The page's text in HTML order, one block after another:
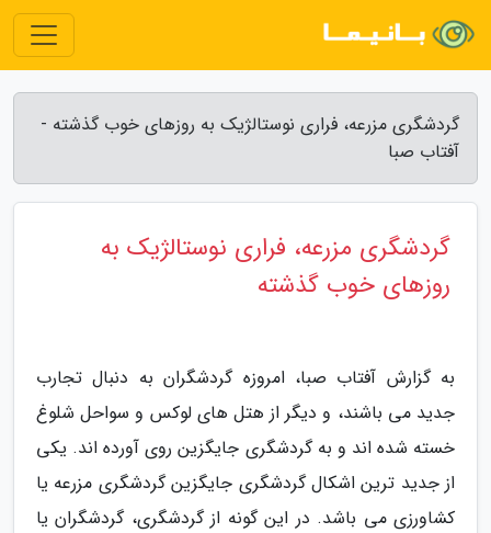
گردشگری مزرعه، فراری نوستالژیک به روزهای خوب گذشته -
آفتاب صبا
گردشگری مزرعه، فراری نوستالژیک به
روزهای خوب گذشته
به گزارش آفتاب صبا، امروزه گردشگران به دنبال تجارب
جدید می باشند، و دیگر از هتل های لوکس و سواحل شلوغ
خسته شده اند و به گردشگری جایگزین روی آورده اند. یکی
از جدید ترین اشکال گردشگری جایگزین گردشگری مزرعه یا
کشاورزی می باشد. در این گونه از گردشگری، گردشگران یا